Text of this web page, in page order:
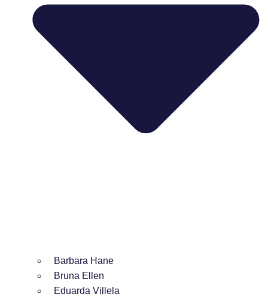
Barbara Hane
Bruna Ellen
Eduarda Villela